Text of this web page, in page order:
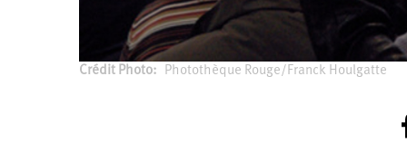
Université
d’été
2019
Université
d’été
Crédit Photo Photothèque Rouge/Franck Houlgatte